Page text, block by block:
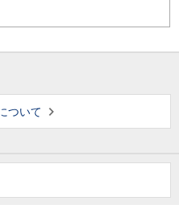
ついて